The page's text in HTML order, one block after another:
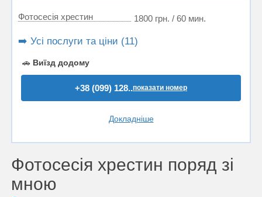
Фотосесія хрестин 1800 грн. / 60 мин.
➡️ Усі послуги та ціни (11)
🚗 Виїзд додому
+38 (099) 128..показати номер
Докладніше
Фотосесія хрестин поряд зі
мною